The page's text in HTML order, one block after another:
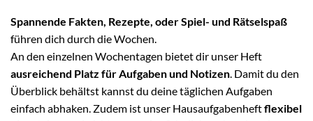
Spannende Fakten, Rezepte, oder Spiel- und Rätselspaß
führen dich durch die Wochen.
An den einzelnen Wochentagen bietet dir unser Heft
ausreichend Platz für Aufgaben und Notizen . Damit du den
Überblick behältst kannst du deine täglichen Aufgaben
einfach abhaken. Zudem ist unser Hausaufgabenheftflexibel